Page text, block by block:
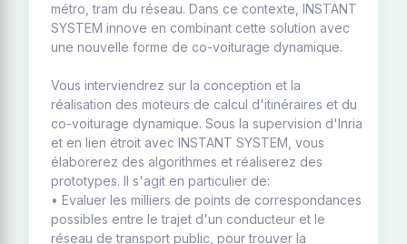
métro, tram du réseau. Dans ce contexte, INSTANT
SYSTEM innove en combinant cette solution avec
une nouvelle forme de co-voiturage dynamique.
Vous interviendrez sur la conception et la
réalisation des moteurs de calcul d'itinéraires et du
co-voiturage dynamique. Sous la supervision d'Inria
et en lien étroit avec INSTANT SYSTEM, vous
élaborerez des algorithmes et réaliserez des
prototypes. Il s'agit en particulier de:
• Evaluer les milliers de points de correspondances
possibles entre le trajet d'un conducteur et le
réseau de transport public, pour trouver la